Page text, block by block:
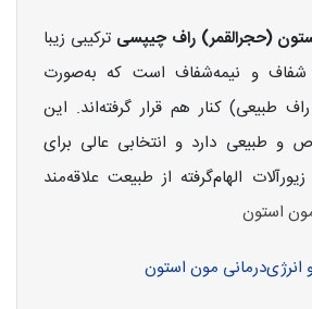
(حجرالقمر) راف چیپسی ترکیبی زیبا
و نیمه‌شفاف است که به‌صورت
طبیعی) کنار هم قرار گرفته‌اند. این
و طبیعی دارد و انتخابی عالی برای
الهام‌گرفته از طبیعت علاقه‌مند
استون
مون استون